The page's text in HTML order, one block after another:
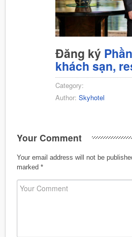
Đăng ký
khách sạn,
Category:
Author: Skyhotel
Your Comment
Your email address will not be
marked *